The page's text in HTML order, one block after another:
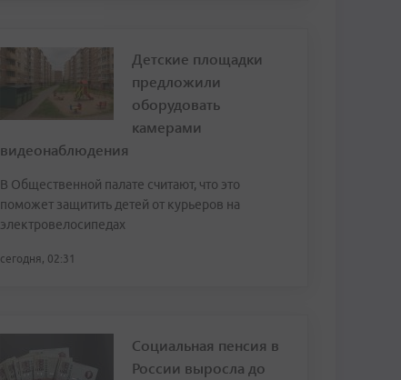
Детские площадки
предложили
оборудовать
камерами
видеонаблюдения
В Общественной палате считают, что это
поможет защитить детей от курьеров на
электровелосипедах
сегодня, 02:31
Социальная пенсия в
России выросла до